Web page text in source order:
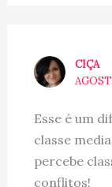
CIÇA
Esse é um
classe
percebe
conflitos!